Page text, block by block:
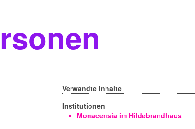
Verwandte Inhalte
Institutionen
Monacensia im Hildebrandhaus